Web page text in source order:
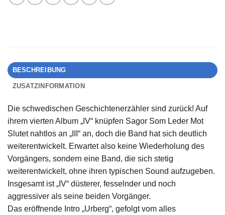
BESCHREIBUNG
ZUSATZINFORMATION
Die schwedischen Geschichtenerzähler sind zurück! Auf
ihrem vierten Album „IV“ knüpfen Sagor Som Leder Mot
Slutet nahtlos an „III“ an, doch die Band hat sich deutlich
weiterentwickelt. Erwartet also keine Wiederholung des
Vorgängers, sondern eine Band, die sich stetig
weiterentwickelt, ohne ihren typischen Sound aufzugeben.
Insgesamt ist „IV“ düsterer, fesselnder und noch
aggressiver als seine beiden Vorgänger.
Das eröffnende Intro „Urberg“, gefolgt vom alles